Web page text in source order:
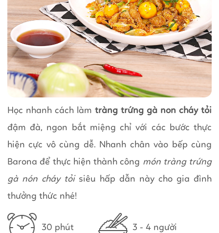
Học nhanh cách làm tràng trứng gà non cháy tỏi
đậm đà, ngon bắt miệng chỉ với các bước thực
hiện cực vô cùng dễ. Nhanh chân vào bếp cùng
Barona để thực hiện thành công món tràng trứng
gà nón cháy tỏisiêu hấp dẫn này cho gia đình
thưởng thức nhé!
30 phút 3 - 4 người